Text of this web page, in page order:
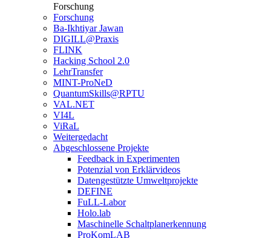
Forschung
Forschung
Ba-Ikhtiyar Jawan
DIGILL@Praxis
FLINK
Hacking School 2.0
LehrTransfer
MINT-ProNeD
QuantumSkills@RPTU
VAL.NET
VI4L
ViRaL
Weitergedacht
Abgeschlossene Projekte
Feedback in Experimenten
Potenzial von Erklärvideos
Datengestützte Umweltprojekte
DEFINE
FuLL-Labor
Holo.lab
Maschinelle Schaltplanerkennung
ProKomLAB